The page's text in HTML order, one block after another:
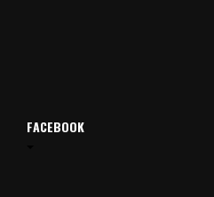
FACEBOOK